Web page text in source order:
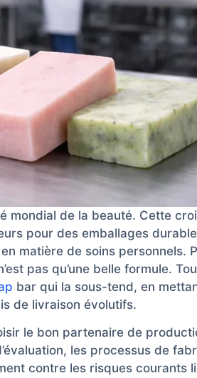
mondial de la beauté. Cette
pour des emballages
matière de soins personnels.
pas qu’une belle formule.
bar qui la sous-tend, en
de livraison évolutifs.
le bon partenaire de
les processus de
contre les risques courants